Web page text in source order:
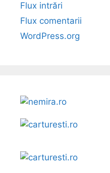
Flux intrări
Flux comentarii
WordPress.org